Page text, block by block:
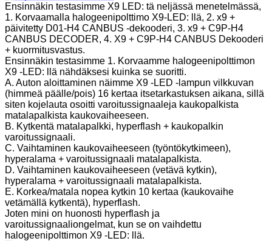
Ensinnäkin testasimme X9 LED: tä neljässä menetelmässä,
1. Korvaamalla halogeenipolttimo X9-LED: llä, 2. x9 +
päivitetty D01-H4 CANBUS -dekooderi, 3. x9 + C9P-H4
CANBUS DECODER, 4. X9 + C9P-H4 CANBUS Dekooderi
+ kuormitusvastus.
Ensinnäkin testasimme 1. Korvaamme halogeenipolttimon
X9 -LED: llä nähdäksesi kuinka se suoritti.
A. Auton aloittaminen näimme X9 -LED -lampun vilkkuvan
(himmeä päälle/pois) 16 kertaa itsetarkastuksen aikana, sillä
siten kojelauta osoitti varoitussignaaleja kaukopalkista
matalapalkista kaukovaiheeseen.
B. Kytkentä matalapalkki, hyperflash + kaukopalkin
varoitussignaali.
C. Vaihtaminen kaukovaiheeseen (työntökytkimeen),
hyperalama + varoitussignaali matalapalkista.
D. Vaihtaminen kaukovaiheeseen (vetävä kytkin),
hyperalama + varoitussignaali matalapalkista.
E. Korkea/matala nopea kytkin 10 kertaa (kaukovaihe
vetämällä kytkentä), hyperflash.
Joten mini on huonosti hyperflash ja
varoitussignaaliongelmat, kun se on vaihdettu
halogeenipolttimon X9 -LED: llä.